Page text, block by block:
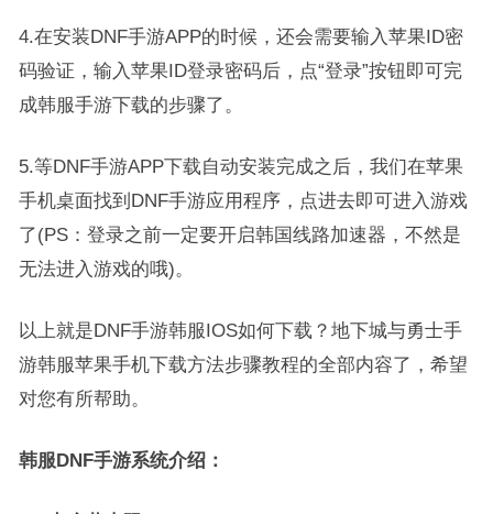
4.在安装DNF手游APP的时候，还会需要输入苹果ID密
码验证，输入苹果ID登录密码后，点“登录”按钮即可完
成韩服手游下载的步骤了。
5.等DNF手游APP下载自动安装完成之后，我们在苹果
手机桌面找到DNF手游应用程序，点进去即可进入游戏
了(PS：登录之前一定要开启韩国线路加速器，不然是
无法进入游戏的哦)。
以上就是DNF手游韩服IOS如何下载？地下城与勇士手
游韩服苹果手机下载方法步骤教程的全部内容了，希望
对您有所帮助。
韩服DNF手游系统介绍：